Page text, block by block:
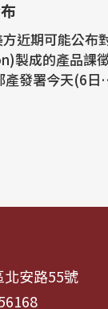
近期可能公布
製成的產品課
發署今天(6日)
揭露資訊，此項
安路55號